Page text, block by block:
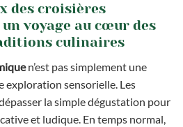
des croisières
voyage au cœur des
culinaires
n’est pas simplement une
exploration sensorielle. Les
la simple dégustation pour
et ludique. En temps normal,